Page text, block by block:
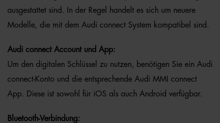
ausgestattet sind. In der Regel handelt es sich um neuere
Modelle, die mit dem Audi connect System kompatibel sind.
Audi connect Account und App:
Um den digitalen Schlüssel zu nutzen, benötigen Sie ein Audi
connect-Konto und die entsprechende Audi MMI connect
App. Diese ist sowohl für iOS als auch Android verfügbar.
Bluetooth-Verbindung: